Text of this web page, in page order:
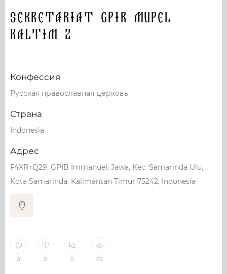
Sekretariat GPIB Mupel
Kaltim 2
Конфессия
Русская православная церковь
Страна
Indonesia
Адрес
F4XR+Q29, GPIB Immanuel, Jawa, Kec. Samarinda Ulu,
Kota Samarinda, Kalimantan Timur 75242, Indonesia
0 0 0 65